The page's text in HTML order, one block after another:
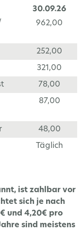
30.09.26
962,00
252,00
321,00
78,00
87,00
48,00
Täglich
ist zahlbar vor
sich je nach
und 4,20€ pro
sind meistens